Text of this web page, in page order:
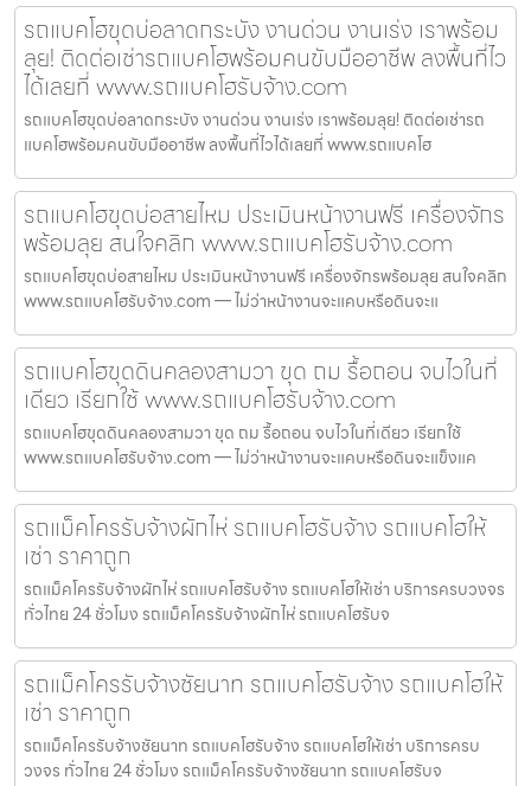
รถแบคโฮขุดบ่อลาดกระบัง งานด่วน งานเร่ง เราพร้อม
ลุย! ติดต่อเช่ารถแบคโฮพร้อมคนขับมืออาชีพ ลงพื้นที่ไว
ได้เลยที่ www.รถแบคโฮรับจ้าง.com
รถแบคโฮขุดบ่อลาดกระบัง งานด่วน งานเร่ง เราพร้อมลุย! ติดต่อเช่ารถ
แบคโฮพร้อมคนขับมืออาชีพ ลงพื้นที่ไวได้เลยที่ www.รถแบคโฮ
รถแบคโฮขุดบ่อสายไหม ประเมินหน้างานฟรี เครื่องจักร
พร้อมลุย สนใจคลิก www.รถแบคโฮรับจ้าง.com
รถแบคโฮขุดบ่อสายไหม ประเมินหน้างานฟรี เครื่องจักรพร้อมลุย สนใจคลิก
www.รถแบคโฮรับจ้าง.com — ไม่ว่าหน้างานจะแคบหรือดินจะแ
รถแบคโฮขุดดินคลองสามวา ขุด ถม รื้อถอน จบไวในที่
เดียว เรียกใช้ www.รถแบคโฮรับจ้าง.com
รถแบคโฮขุดดินคลองสามวา ขุด ถม รื้อถอน จบไวในที่เดียว เรียกใช้
www.รถแบคโฮรับจ้าง.com — ไม่ว่าหน้างานจะแคบหรือดินจะแข็งแค
รถแม็คโครรับจ้างผักไห่ รถแบคโฮรับจ้าง รถแบคโฮให้
เช่า ราคาถูก
รถแม็คโครรับจ้างผักไห่ รถแบคโฮรับจ้าง รถแบคโฮให้เช่า บริการครบวงจร
ทั่วไทย 24 ชั่วโมง รถแม็คโครรับจ้างผักไห่ รถแบคโฮรับจ
รถแม็คโครรับจ้างชัยนาท รถแบคโฮรับจ้าง รถแบคโฮให้
เช่า ราคาถูก
รถแม็คโครรับจ้างชัยนาท รถแบคโฮรับจ้าง รถแบคโฮให้เช่า บริการครบ
วงจร ทั่วไทย 24 ชั่วโมง รถแม็คโครรับจ้างชัยนาท รถแบคโฮรับจ